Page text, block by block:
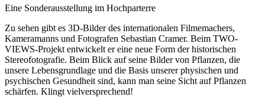
Eine Sonderausstellung im Hochparterre
Zu sehen gibt es 3D-Bilder des internationalen Filmemachers,
Kameramanns und Fotografen Sebastian Cramer. Beim TWO-
VIEWS-Projekt entwickelt er eine neue Form der historischen
Stereofotografie. Beim Blick auf seine Bilder von Pflanzen, die
unsere Lebensgrundlage und die Basis unserer physischen und
psychischen Gesundheit sind, kann man seine Sicht auf Pflanzen
schärfen. Klingt vielversprechend!